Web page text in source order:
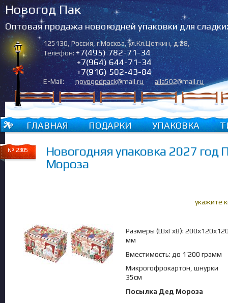
Новогод Пак
Оптовая продажа новогодней упаковки для
125130,Россия,г.Москва,ул.Кл.Цеткин, д.28
Телефон: +7(495) 782-71-34
+7(964) 644-71-34
+7(916) 502-43-84
E-Mail: novogodpack@mail.ru alla502@mail.ru
ГЛАВНАЯ ПОДАРКИ УПАКОВКА
№ 2305
Новогодняя упаковка 2027 год
Мороза
укажите
Размеры (ШхГхВ):
мм
Вместимость: до 1’200 грамм
Микрогофрокартон, шнурки
35см
Посылка Дед Мороза